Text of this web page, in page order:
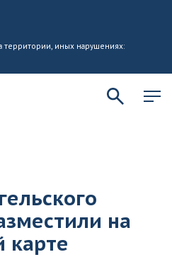
территории, иных нарушениях:
на
карте